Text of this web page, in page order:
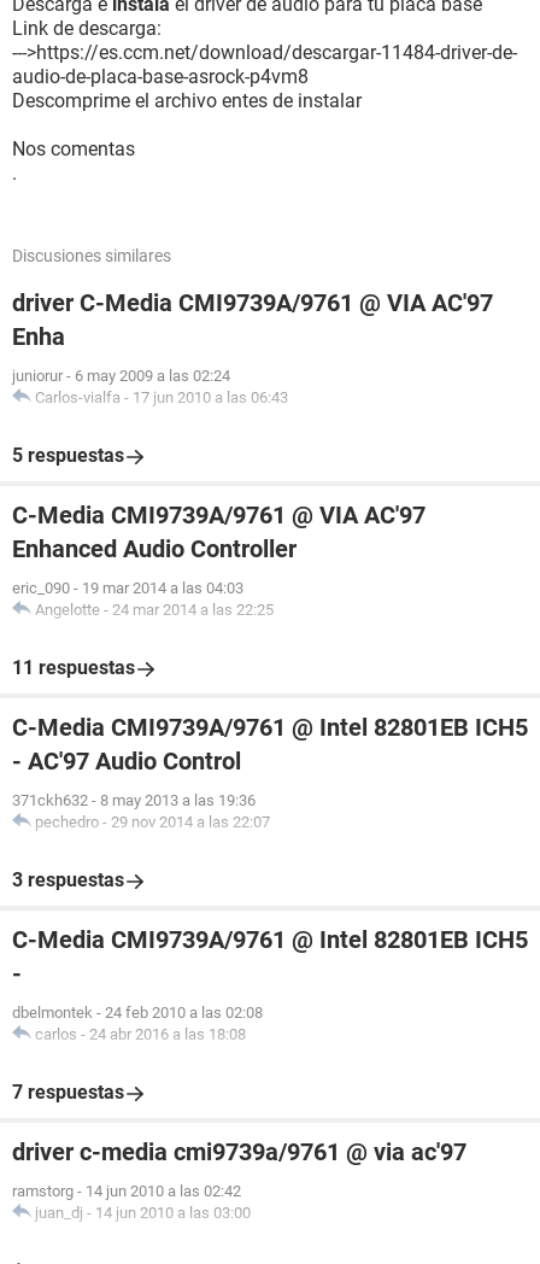
Link de descarga:
--->https://es.ccm.net/download/descargar-11484-driver-de-
audio-de-placa-base-asrock-p4vm8
Descomprime el archivo entes de instalar
Nos comentas
.
Discusiones similares
driver C-Media CMI9739A/9761 @ VIA AC'97
Enha
juniorur - 6 may 2009 a las 02:24
Carlos-vialfa - 17 jun 2010 a las 06:43
5 respuestas
C-Media CMI9739A/9761 @ VIA AC'97
Enhanced Audio Controller
eric_090 - 19 mar 2014 a las 04:03
Angelotte - 24 mar 2014 a las 22:25
11 respuestas
C-Media CMI9739A/9761 @ Intel 82801EB ICH5
- AC'97 Audio Control
371ckh632 - 8 may 2013 a las 19:36
pechedro - 29 nov 2014 a las 22:07
3 respuestas
C-Media CMI9739A/9761 @ Intel 82801EB ICH5
-
dbelmontek - 24 feb 2010 a las 02:08
carlos - 24 abr 2016 a las 18:08
7 respuestas
driver c-media cmi9739a/9761 @ via ac'97
ramstorg - 14 jun 2010 a las 02:42
juan_dj - 14 jun 2010 a las 03:00